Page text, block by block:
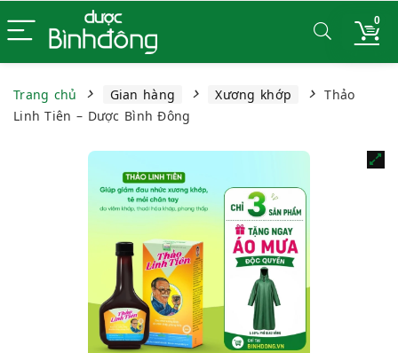
0
Trang chủ Gian hàng Xương khớp
Thảo
Linh Tiên – Dược Bình Đông